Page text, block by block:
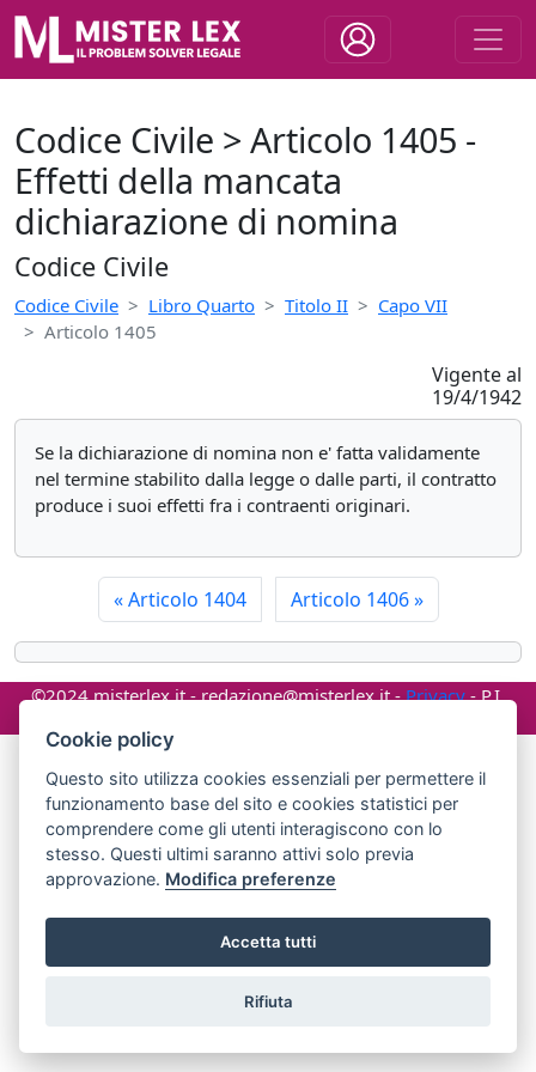
Codice Civile > Articolo 1405 -
Effetti della mancata
dichiarazione di nomina
Codice Civile
Codice Civile Libro Quarto Titolo II
Capo VII
Articolo 1405
Vigente al
19/4/1942
Se la dichiarazione di nomina non e' fatta validamente
nel termine stabilito dalla legge o dalle parti, il contratto
produce i suoi effetti fra i contraenti originari.
«Articolo 1404 Articolo 1406»
©2024 misterlex.it -redazione@misterlex.it-Privacy- P.I.
Cookie policy
Questo sito utilizza cookies essenziali per permettere il
funzionamento base del sito e cookies statistici per
comprendere come gli utenti interagiscono con lo
stesso. Questi ultimi saranno attivi solo previa
approvazione. Modifica preferenze
Accetta tutti
Rifiuta